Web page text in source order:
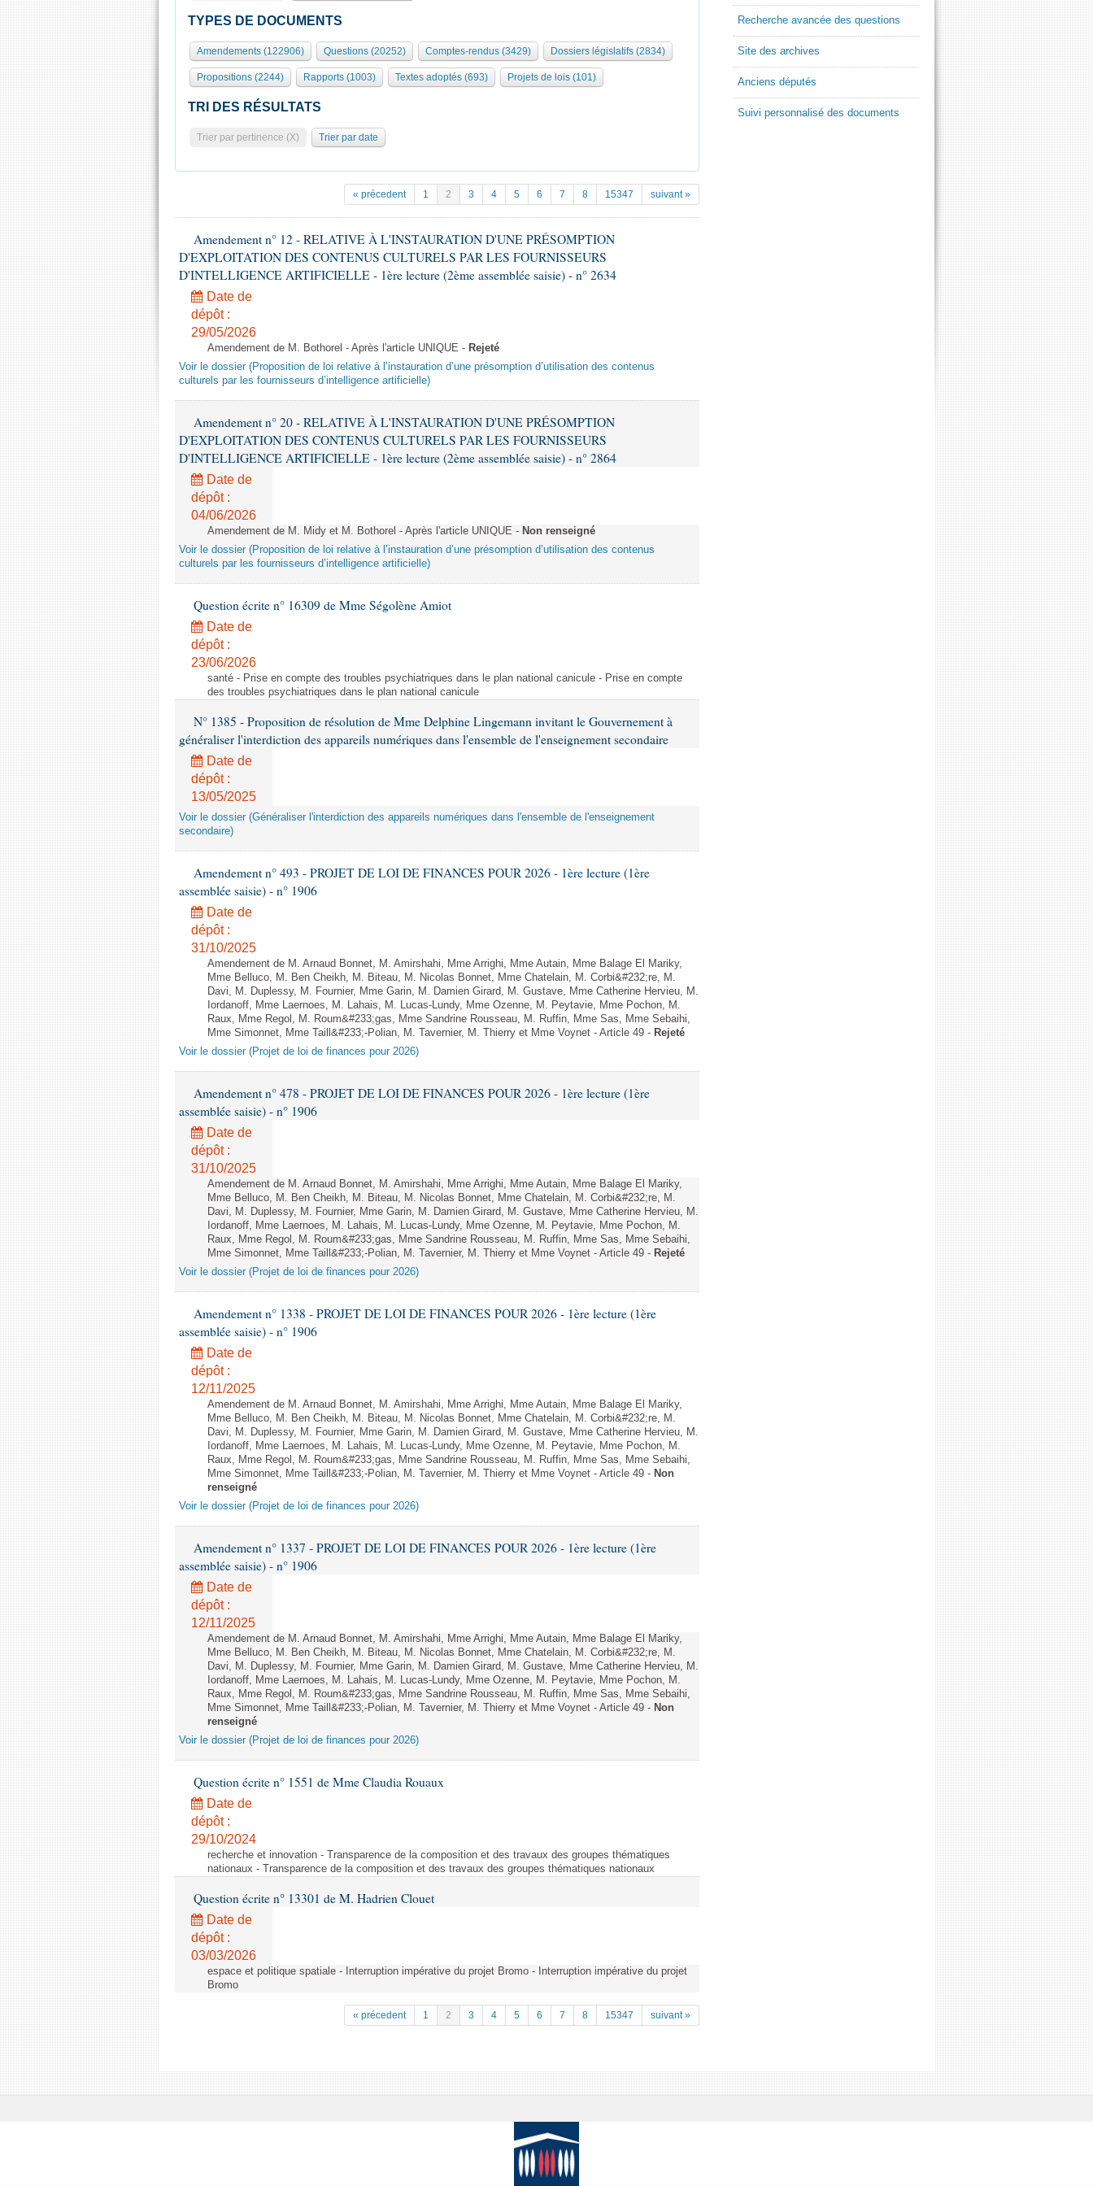
TYPES DE DOCUMENTS
Amendements (122906) Questions (20252) Comptes-rendus (3429) Dossiers législatifs (2834)
Propositions (2244) Rapports (1003) Textes adoptés (693) Projets de lois (101)
TRI DES RÉSULTATS
Trier par pertinence (X) Trier par date
« précedent 1 2 3 4 5 6 7 8 15347 suivant »
Amendement n° 12 - RELATIVE À L'INSTAURATION D'UNE PRÉSOMPTION
D'EXPLOITATION DES CONTENUS CULTURELS PAR LES FOURNISSEURS
D'INTELLIGENCE ARTIFICIELLE - 1ère lecture (2ème assemblée saisie) - n° 2634
Date de
dépôt :
29/05/2026
Amendement de M. Bothorel - Après l'article UNIQUE - Rejeté
Voir le dossier (Proposition de loi relative à l’instauration d’une présomption d’utilisation des contenus
culturels par les fournisseurs d’intelligence artificielle)
Amendement n° 20 - RELATIVE À L'INSTAURATION D'UNE PRÉSOMPTION
D'EXPLOITATION DES CONTENUS CULTURELS PAR LES FOURNISSEURS
D'INTELLIGENCE ARTIFICIELLE - 1ère lecture (2ème assemblée saisie) - n° 2864
Date de
dépôt :
04/06/2026
Amendement de M. Midy et M. Bothorel - Après l'article UNIQUE - Non renseigné
Voir le dossier (Proposition de loi relative à l’instauration d’une présomption d’utilisation des contenus
culturels par les fournisseurs d’intelligence artificielle)
Question écrite n° 16309 de Mme Ségolène Amiot
Date de
dépôt :
23/06/2026
santé - Prise en compte des troubles psychiatriques dans le plan national canicule - Prise en compte
des troubles psychiatriques dans le plan national canicule
N° 1385 - Proposition de résolution de Mme Delphine Lingemann invitant le Gouvernement à
généraliser l'interdiction des appareils numériques dans l'ensemble de l'enseignement secondaire
Date de
dépôt :
13/05/2025
Voir le dossier (Généraliser l'interdiction des appareils numériques dans l'ensemble de l'enseignement
secondaire)
Amendement n° 493 - PROJET DE LOI DE FINANCES POUR 2026 - 1ère lecture (1ère
assemblée saisie) - n° 1906
Date de
dépôt :
31/10/2025
Amendement de M. Arnaud Bonnet, M. Amirshahi, Mme Arrighi, Mme Autain, Mme Balage El Mariky,
Mme Belluco, M. Ben Cheikh, M. Biteau, M. Nicolas Bonnet, Mme Chatelain, M. Corbi&#232;re, M.
Davi, M. Duplessy, M. Fournier, Mme Garin, M. Damien Girard, M. Gustave, Mme Catherine Hervieu, M.
Iordanoff, Mme Laernoes, M. Lahais, M. Lucas-Lundy, Mme Ozenne, M. Peytavie, Mme Pochon, M.
Raux, Mme Regol, M. Roum&#233;gas, Mme Sandrine Rousseau, M. Ruffin, Mme Sas, Mme Sebaihi,
Mme Simonnet, Mme Taill&#233;-Polian, M. Tavernier, M. Thierry et Mme Voynet - Article 49 - Rejeté
Voir le dossier (Projet de loi de finances pour 2026)
Amendement n° 478 - PROJET DE LOI DE FINANCES POUR 2026 - 1ère lecture (1ère
assemblée saisie) - n° 1906
Date de
dépôt :
31/10/2025
Amendement de M. Arnaud Bonnet, M. Amirshahi, Mme Arrighi, Mme Autain, Mme Balage El Mariky,
Mme Belluco, M. Ben Cheikh, M. Biteau, M. Nicolas Bonnet, Mme Chatelain, M. Corbi&#232;re, M.
Davi, M. Duplessy, M. Fournier, Mme Garin, M. Damien Girard, M. Gustave, Mme Catherine Hervieu, M.
Iordanoff, Mme Laernoes, M. Lahais, M. Lucas-Lundy, Mme Ozenne, M. Peytavie, Mme Pochon, M.
Raux, Mme Regol, M. Roum&#233;gas, Mme Sandrine Rousseau, M. Ruffin, Mme Sas, Mme Sebaihi,
Mme Simonnet, Mme Taill&#233;-Polian, M. Tavernier, M. Thierry et Mme Voynet - Article 49 - Rejeté
Voir le dossier (Projet de loi de finances pour 2026)
Amendement n° 1338 - PROJET DE LOI DE FINANCES POUR 2026 - 1ère lecture (1ère
assemblée saisie) - n° 1906
Date de
dépôt :
12/11/2025
Amendement de M. Arnaud Bonnet, M. Amirshahi, Mme Arrighi, Mme Autain, Mme Balage El Mariky,
Mme Belluco, M. Ben Cheikh, M. Biteau, M. Nicolas Bonnet, Mme Chatelain, M. Corbi&#232;re, M.
Davi, M. Duplessy, M. Fournier, Mme Garin, M. Damien Girard, M. Gustave, Mme Catherine Hervieu, M.
Iordanoff, Mme Laernoes, M. Lahais, M. Lucas-Lundy, Mme Ozenne, M. Peytavie, Mme Pochon, M.
Raux, Mme Regol, M. Roum&#233;gas, Mme Sandrine Rousseau, M. Ruffin, Mme Sas, Mme Sebaihi,
Mme Simonnet, Mme Taill&#233;-Polian, M. Tavernier, M. Thierry et Mme Voynet - Article 49 - Non
renseigné
Voir le dossier (Projet de loi de finances pour 2026)
Amendement n° 1337 - PROJET DE LOI DE FINANCES POUR 2026 - 1ère lecture (1ère
assemblée saisie) - n° 1906
Date de
dépôt :
12/11/2025
Amendement de M. Arnaud Bonnet, M. Amirshahi, Mme Arrighi, Mme Autain, Mme Balage El Mariky,
Mme Belluco, M. Ben Cheikh, M. Biteau, M. Nicolas Bonnet, Mme Chatelain, M. Corbi&#232;re, M.
Davi, M. Duplessy, M. Fournier, Mme Garin, M. Damien Girard, M. Gustave, Mme Catherine Hervieu, M.
Iordanoff, Mme Laernoes, M. Lahais, M. Lucas-Lundy, Mme Ozenne, M. Peytavie, Mme Pochon, M.
Raux, Mme Regol, M. Roum&#233;gas, Mme Sandrine Rousseau, M. Ruffin, Mme Sas, Mme Sebaihi,
Mme Simonnet, Mme Taill&#233;-Polian, M. Tavernier, M. Thierry et Mme Voynet - Article 49 - Non
renseigné
Voir le dossier (Projet de loi de finances pour 2026)
Question écrite n° 1551 de Mme Claudia Rouaux
Date de
dépôt :
29/10/2024
recherche et innovation - Transparence de la composition et des travaux des groupes thématiques
nationaux - Transparence de la composition et des travaux des groupes thématiques nationaux
Question écrite n° 13301 de M. Hadrien Clouet
Date de
dépôt :
03/03/2026
espace et politique spatiale - Interruption impérative du projet Bromo - Interruption impérative du projet
Bromo
« précedent 1 2 3 4 5 6 7 8 15347 suivant »
Recherche avancée des questions
Site des archives
Anciens députés
Suivi personnalisé des documents